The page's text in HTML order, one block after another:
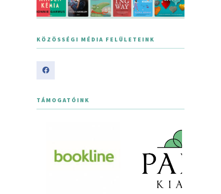
KÖZÖSSÉGI MÉDIA FELÜLETEINK
TÁMOGATÓINK